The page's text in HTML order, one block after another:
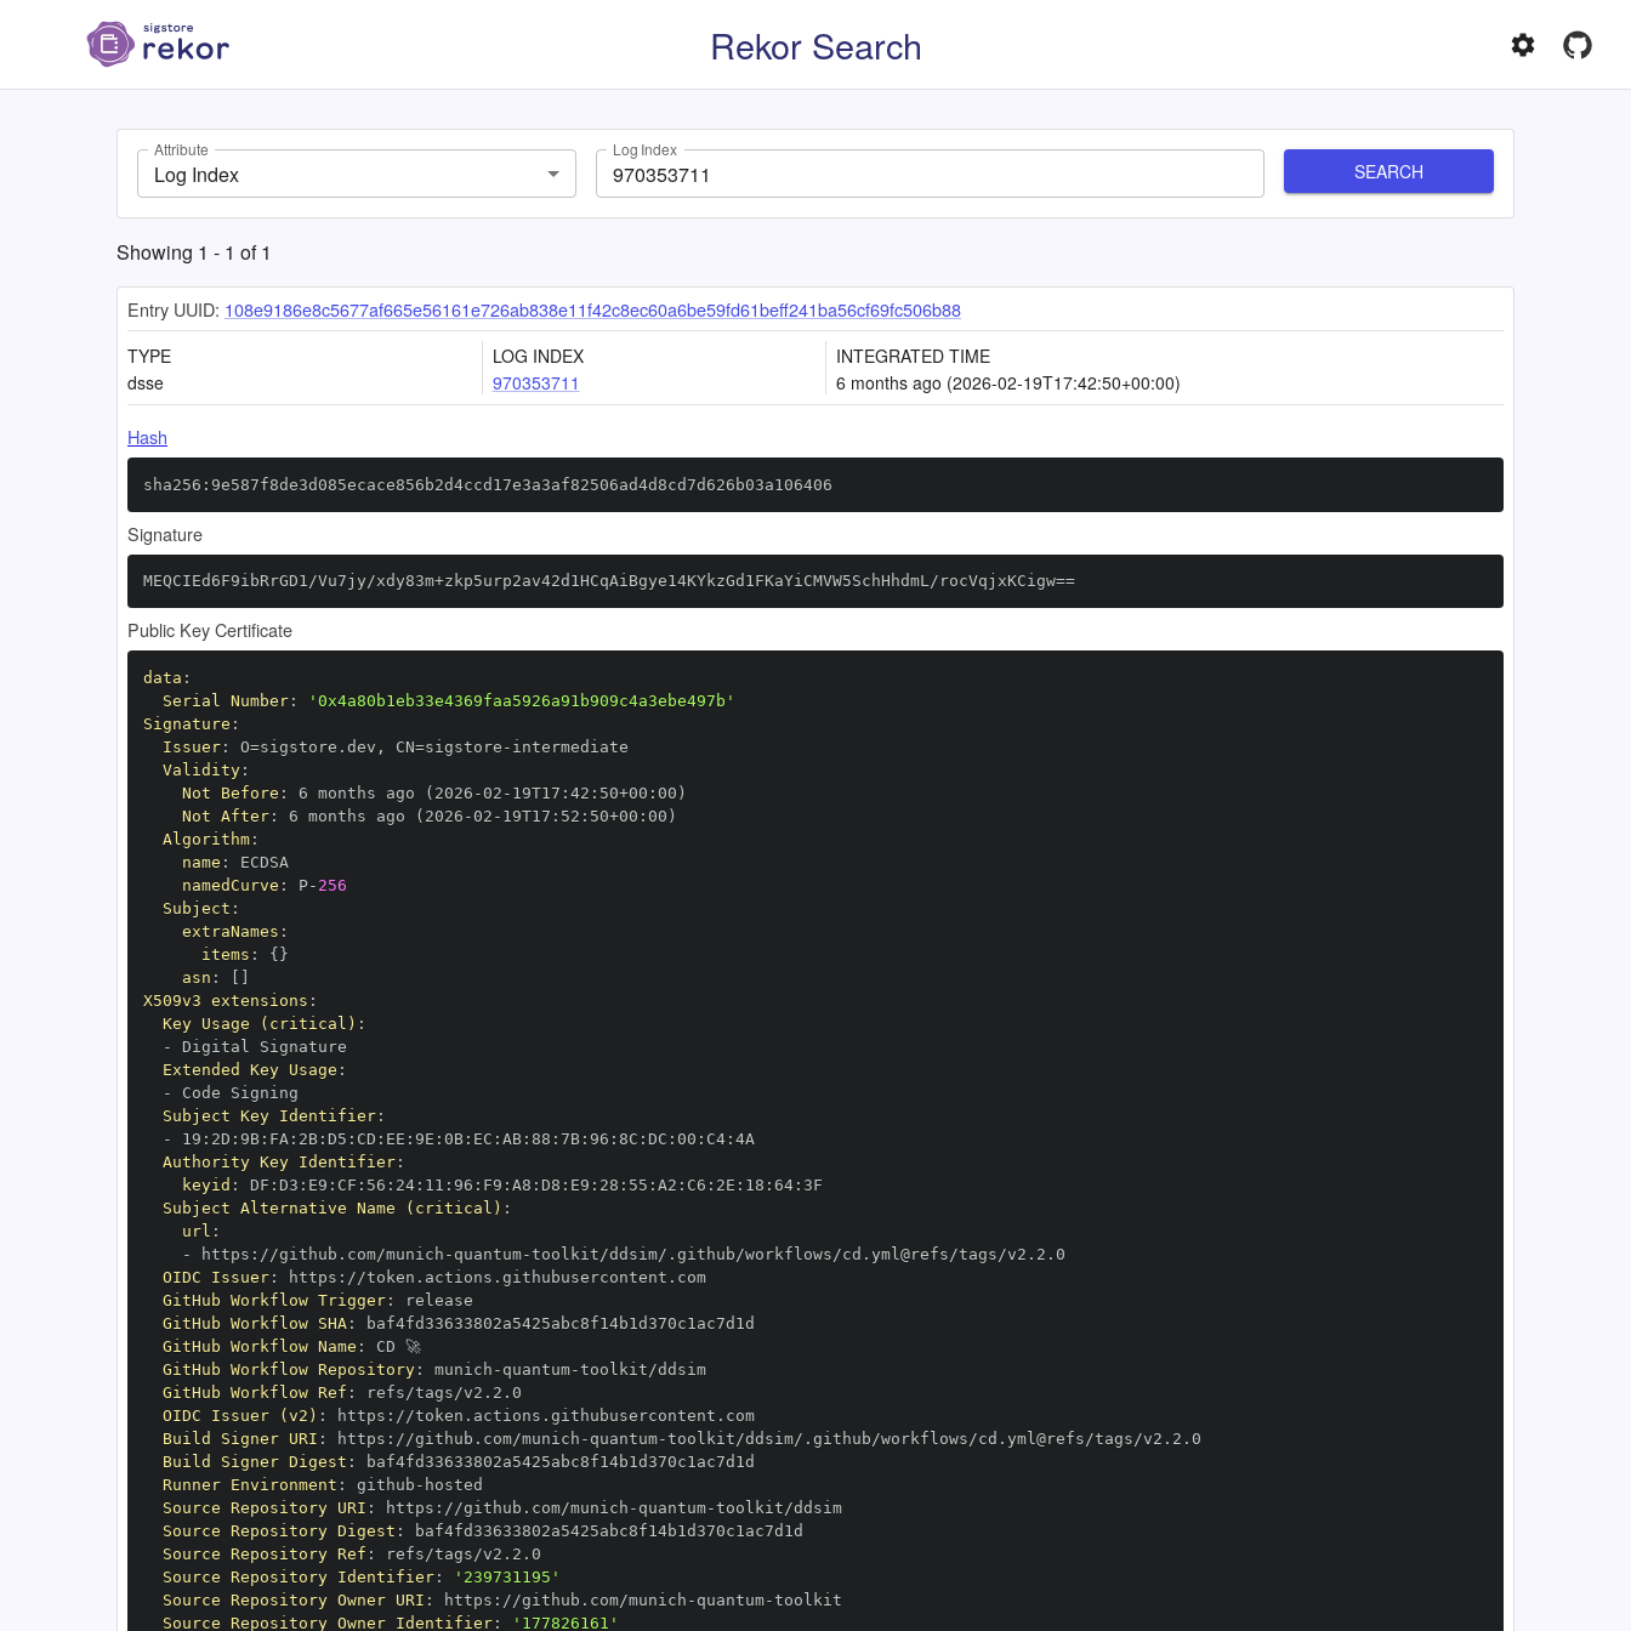
Rekor Search
Attribute
Log Index
Log Index
SEARCH
Showing 1 - 1 of1
Entry UUID: 108e9186e8c5677af665e56161e726ab838e11f42c8ec60a6be59fd61beff241ba56cf69fc506b88
TYPE
dsse
LOG INDEX
970353711
INTEGRATED TIME
6 months ago (2026-02-19T17:42:50+00:00)
Hash
sha256:9e587f8de3d085ecace856b2d4ccd17e3a3af82506ad4d8cd7d626b03a106406
Signature
MEQCIEd6F9ibRrGD1/Vu7jy/xdy83m+zkp5urp2av42d1HCqAiBgye14KYkzGd1FKaYiCMVW5SchHhdmL/rocVqjxKCigw==
Public Key Certificate
data :
Serial Number:
'0x4a80b1eb33e4369faa5926a91b909c4a3ebe497b'
Signature :
Issuer: O=sigstore.dev , CN=sigstore -
Validity:
Not Before : 6 months ago (2026 -02 - 19T17 : 42 : 50+00 :
Not After: 6 months ago (2026 -02 - 19T17 : 52 : 50+00 :
Algorithm:
name :
namedCurve : P- 256
Subject :
extraNames :
items : { }
asn :
X509v3 extensions :
Key Usage (critical) :
-
Extended Key Usage :
-
Subject Key Identifier:
-
19 : 2D : 9B: FA : 2B: D5 : CD : EE : 9E : 0B: EC : AB: 88 : 7B: 96 : 8C : DC : 00 : C4:
Authority Key Identifier:
keyid : DF : D3 : E9 : CF : 56 : 24: 11 : 96 : F9 : A8 : D8 : E9 : 28 : 55 : A2 : C6 : 2E : 18 : 64:
Subject Alternative Name (critical) :
url :
-
https : //github.com/munich - quantum-
OIDC Issuer: https :
//token.actions.githubusercontent.com
GitHub Workflow Trigger:
GitHub Workflow SHA:
GitHub Workflow Name :
CD 🚀
GitHub Workflow Repository: munich - quantum-
toolkit/ddsim
GitHub Workflow Ref :
OIDC Issuer (v2) : https :
//token.actions.githubusercontent.com
Build Signer URI : https : //github.com/munich - quantum-
Build Signer Digest :
Runner Environment : github -
Source Repository URI : https : //github.com/munich - quantum-
toolkit/ddsim
Source Repository Digest :
Source Repository Ref :
Source Repository Identifier:
'239731195'
Source Repository Owner URI : https : //github.com/munich - quantum-
Source Repository Owner Identifier: '177826161'